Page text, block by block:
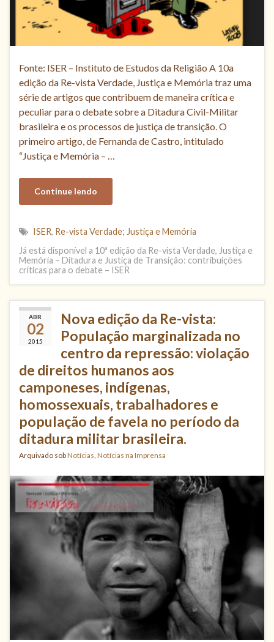
Fonte: ISER – Instituto de Estudos da Religião A 10a
edição da Re-vista Verdade, Justiça e Memória traz uma
série de artigos que contribuem de maneira crítica e
peculiar para o debate sobre a Ditadura Civil-Militar
brasileira e os processos de justiça de transição. O
primeiro artigo, de Fernanda de Castro, intitulado
“Justiça e Memória – …
Continue lendo
ISER, Re-vista Verdade; Justiça e Memória
Já está disponível a 10ª edição da Re-vista Verdade, Justiça e
Memória – Ditadura e Justiça de Transição: contribuições
críticas para o debate – ISER
ABR
02
2015
Nova edição da Re-vista:
População marginalizada no
centro da repressão: violação
de direitos humanos aos
camponeses, indígenas,
homossexuais, trabalhadores e
população de favela no período da
ditadura militar brasileira.
Arquivado sobNotícias Notícias na Imprensa